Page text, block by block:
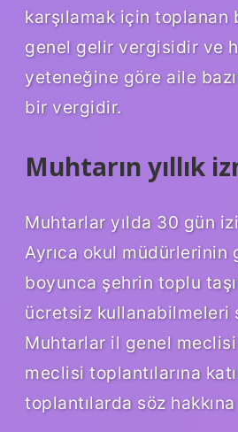
karşılamak için toplanan
genel gelir vergisidir ve
yeteneğine göre aile
bir vergidir.
Muhtarın yıllık
Muhtarlar yılda 30 gün
Ayrıca okul müdürlerinin
boyunca şehrin toplu
ücretsiz kullanabilmeleri
Muhtarlar il genel
meclisi toplantılarına
toplantılarda söz